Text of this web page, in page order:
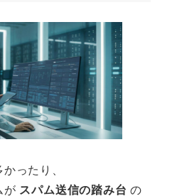
ったり、
が スパム送信の踏み台 の